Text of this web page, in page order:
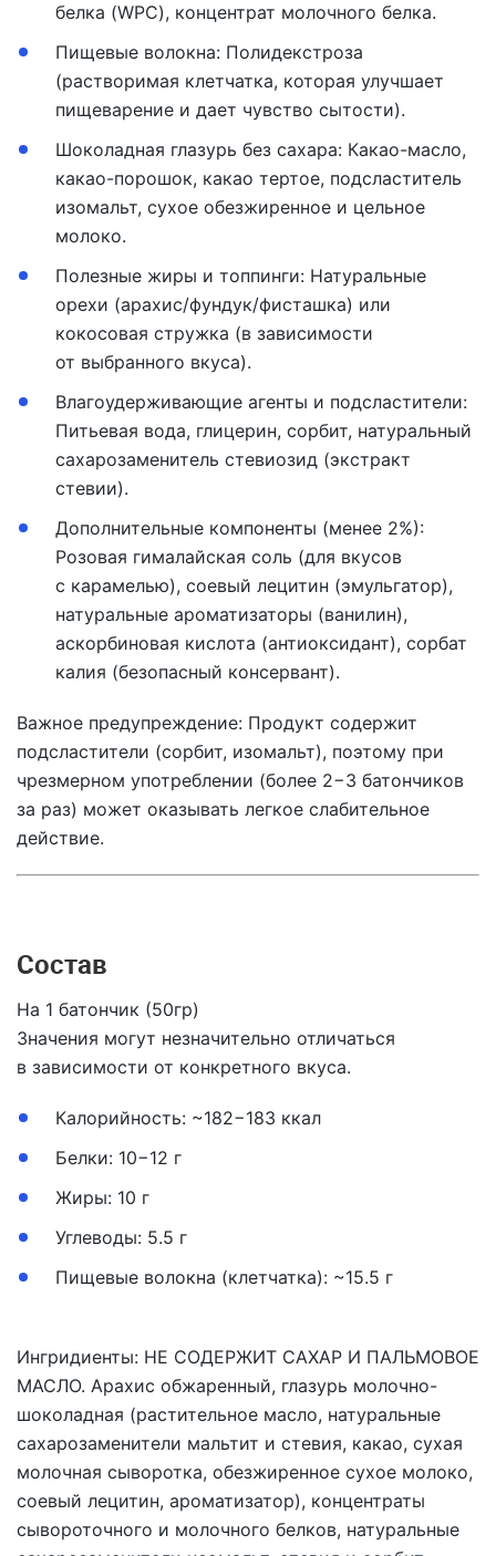
белка (WPC), концентрат молочного белка.
Пищевые волокна: Полидекстроза
(растворимая клетчатка, которая улучшает
пищеварение и дает чувство сытости).
Шоколадная глазурь без сахара: Какао-масло,
какао-порошок, какао тертое, подсластитель
изомальт, сухое обезжиренное и цельное
молоко.
Полезные жиры и топпинги: Натуральные
орехи (арахис/фундук/фисташка) или
кокосовая стружка (в зависимости
от выбранного вкуса).
Влагоудерживающие агенты и подсластители:
Питьевая вода, глицерин, сорбит, натуральный
сахарозаменитель стевиозид (экстракт
стевии).
Дополнительные компоненты (менее 2%):
Розовая гималайская соль (для вкусов
с карамелью), соевый лецитин (эмульгатор),
натуральные ароматизаторы (ванилин),
аскорбиновая кислота (антиоксидант), сорбат
калия (безопасный консервант).
Важное предупреждение: Продукт содержит
подсластители (сорбит, изомальт), поэтому при
чрезмерном употреблении (более 2−3 батончиков
за раз) может оказывать легкое слабительное
действие.
Состав
На 1 батончик (50гр)
Значения могут незначительно отличаться
в зависимости от конкретного вкуса.
Калорийность: ~182−183 ккал
Белки: 10−12 г
Жиры: 10 г
Углеводы: 5.5 г
Пищевые волокна (клетчатка): ~15.5 г
Ингридиенты: НЕ СОДЕРЖИТ САХАР И ПАЛЬМОВОЕ
МАСЛО. Арахис обжаренный, глазурь молочно-
шоколадная (растительное масло, натуральные
сахарозаменители мальтит и стевия, какао, сухая
молочная сыворотка, обезжиренное сухое молоко,
соевый лецитин, ароматизатор), концентраты
сывороточного и молочного белков, натуральные